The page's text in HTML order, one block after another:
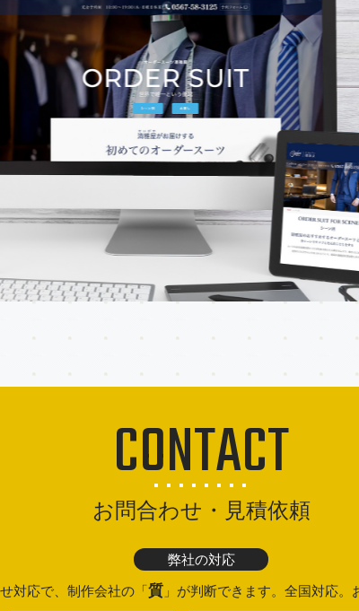
CONTACT
お問合わせ・見積依頼
弊社の対応
対応で、制作会社の「質 」が判断できます。全国対応。